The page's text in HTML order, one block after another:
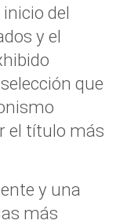
del
y el
que
el título más
y una
más